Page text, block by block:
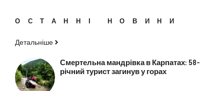
ОСТАННІ НОВИНИ
Детальніше
Смертельна мандрівка в Карпатах: 58-
річний турист загинув у горах